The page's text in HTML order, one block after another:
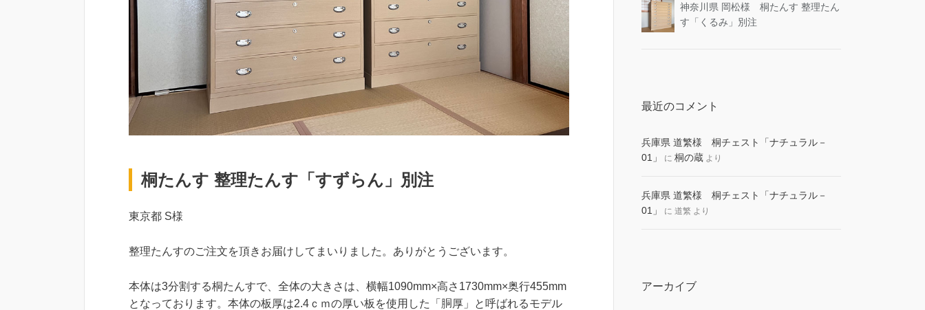
桐たんす 整理たんす「すずらん」別注
東京都 S様
整理たんすのご注文を頂きお届けしてまいりました。ありがとうございます。
本体は3分割する桐たんすで、全体の大きさは、横幅1090mm×高さ1730mm×奥行455mm
となっております。本体の板厚は2.4ｃｍの厚い板を使用した「胴厚」と呼ばれるモデル
神奈川県 岡松様 桐たんす 整理たん
す「くるみ」別注
最近のコメント
兵庫県 道繁様 桐チェスト「ナチュラル－
01」
に 桐の蔵 より
兵庫県 道繁様 桐チェスト「ナチュラル－
01」
に 道繁 より
アーカイブ